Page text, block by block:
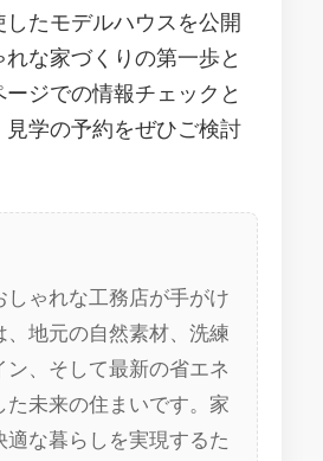
たモデルハウスを公開
な家づくりの第一歩と
ージでの情報チェックと
見学の予約をぜひご検討
しゃれな工務店が手がけ
、地元の自然素材、洗練
ン、そして最新の省エネ
た未来の住まいです。家
適な暮らしを実現するた